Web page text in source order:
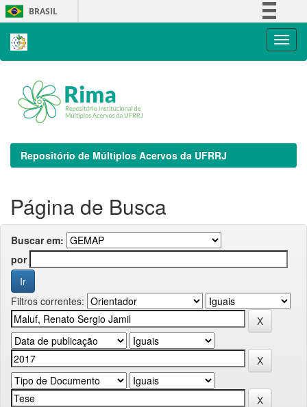
Skip
navigation
BRASIL
Repositório de Múltiplos Acervos da UFRRJ
Página de Busca
Buscar em:
por
Filtros correntes: